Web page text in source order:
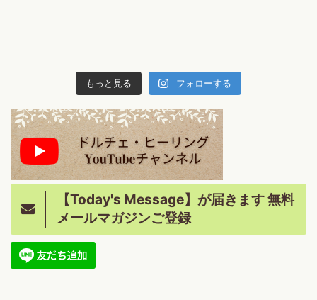
もっと見る フォローする
【Today's Message】が届きます 無料
メールマガジンご登録